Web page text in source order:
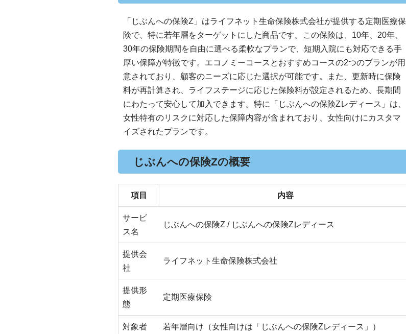
「じぶんへの保険Z」はライフネット生命保険株式会社が提供する定期医療保
険で、特に若年層をターゲットにした商品です。この保険は、10年、20年、
30年の保険期間を自由に選べる柔軟なプランで、短期入院にも対応できる手
厚い保障が特徴です。エコノミーコースとおすすめコースの2つのプランが用
意されており、顧客のニーズに応じた選択が可能です。また、更新時に保険
料が再計算され、ライフステージに応じた保険料が設定されるため、長期間
にわたって安心して加入できます。特に「じぶんへの保険Zレディース」は、
女性特有のリスクに対応した保障内容が含まれており、女性向けにカスタマ
イズされたプランです。
じぶんへの保険Zの概要
項目 内容
サービ
ス名
じぶんへの保険Z / じぶんへの保険Zレディース
提供会
社
ライフネット生命保険株式会社
提供形
態
定期医療保険
対象者 若年層向け（女性向けは「じぶんへの保険Zレディース」）